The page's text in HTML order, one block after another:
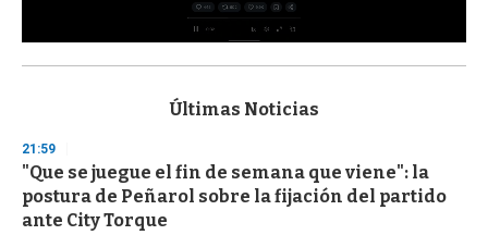
s
d
s
o
f
3
Últimas Noticias
21:59
"Que se juegue el fin de semana que viene": la
postura de Peñarol sobre la fijación del partido
ante City Torque